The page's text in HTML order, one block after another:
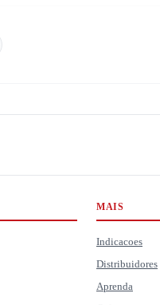
MAIS
Indicacoes
Distribuidores
Aprenda